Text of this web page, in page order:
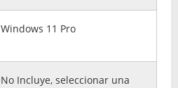
Windows 11 Pro
No Incluye, seleccionar una